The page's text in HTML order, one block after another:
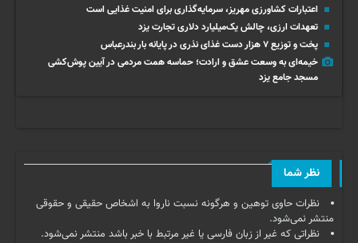
اعتبارات کشاورزی مهریز، سرمایه‌گذاری برای امنیت غذایی است
تعهدات ارزی، چالش یک‌میلیارد دلاری تجارت یزد
پخت و توزیع ۷ هزار دست غذای نذری در پایانه بار بندرعباس
خیمه‌ای به وسعت عشق و ارادت؛ حماسه همت مردمی در آیین پوش‌کشی
مسجد جامع یزد
نظر شما
نظرات حاوی توهین و هرگونه نسبت ناروا به اشخاص حقیقی و حقوقی
منتشر نمی‌شود.
نظراتی که غیر از زبان فارسی یا غیر مرتبط با خبر باشد منتشر نمی‌شود.